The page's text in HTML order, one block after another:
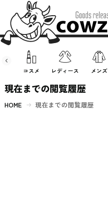
コスメ レディース メンズ
現在までの閲覧履歴
HOME 現在までの閲覧履歴